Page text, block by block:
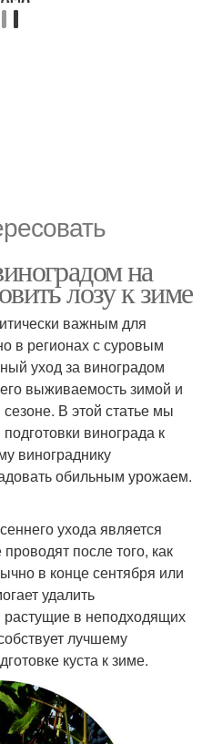
на
лозу к зиме
важным для
в регионах с суровым
уход за виноградом
выживаемость зимой и
В этой статье мы
винограда к
винограднику
обильным урожаем.
ухода является
после того, как
в конце сентября или
удалить
в неподходящих
лучшему
куста к зиме.